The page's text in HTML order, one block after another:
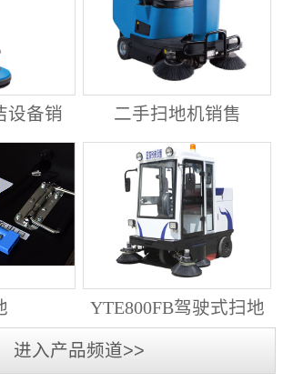
设备销
二手扫地机销售
YTE800FB驾驶式扫地
进入产品频道>>